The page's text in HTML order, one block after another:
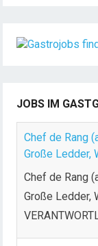
JOBS IM
Chef de Rang
Große Ledder,
Chef de Rang
Große Ledder,